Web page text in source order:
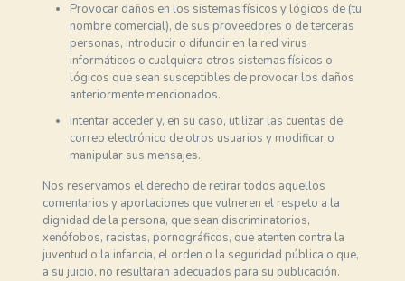
Provocar daños en los sistemas físicos y lógicos de (tu
nombre comercial), de sus proveedores o de terceras
personas, introducir o difundir en la red virus
informáticos o cualquiera otros sistemas físicos o
lógicos que sean susceptibles de provocar los daños
anteriormente mencionados.
Intentar acceder y, en su caso, utilizar las cuentas de
correo electrónico de otros usuarios y modificar o
manipular sus mensajes.
Nos reservamos el derecho de retirar todos aquellos
comentarios y aportaciones que vulneren el respeto a la
dignidad de la persona, que sean discriminatorios,
xenófobos, racistas, pornográficos, que atenten contra la
juventud o la infancia, el orden o la seguridad pública o que,
a su juicio, no resultaran adecuados para su publicación.